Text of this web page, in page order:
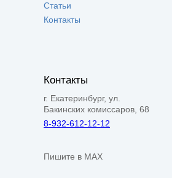
Статьи
Контакты
Контакты
г. Екатеринбург, ул.
Бакинских комиссаров, 68
8-932-612-12-12
Пишите в MAX